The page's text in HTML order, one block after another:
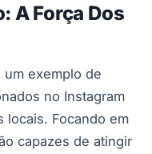
A Força Dos
um exemplo de
no Instagram
locais. Focando em
capazes de atingir